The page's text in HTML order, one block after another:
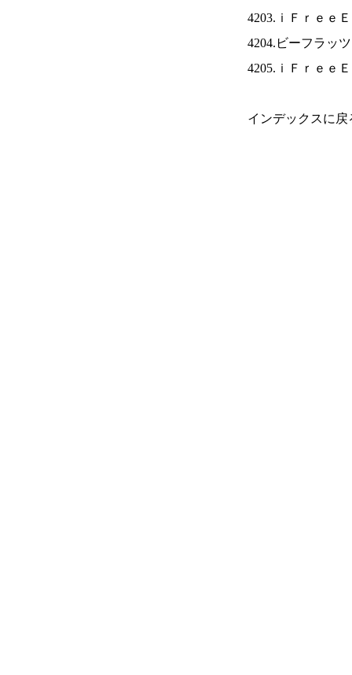
4203.ｉＦｒｅｅ
4204.ビーフラッ
4205.ｉＦｒｅｅ
インデックスに戻